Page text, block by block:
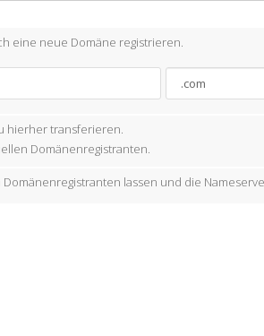
eine neue Domäne registrieren.
hierher transferieren.
Domänenregistranten.
lassen und die